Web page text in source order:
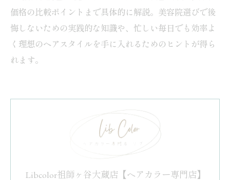
価格の比較ポイントまで具体的に解説。美容院選びで後
悔しないための実践的な知識や、忙しい毎日でも効率よ
く理想のヘアスタイルを手に入れるためのヒントが得ら
れます。
Libcolor祖師ヶ谷大蔵店【ヘアカラー専門店】